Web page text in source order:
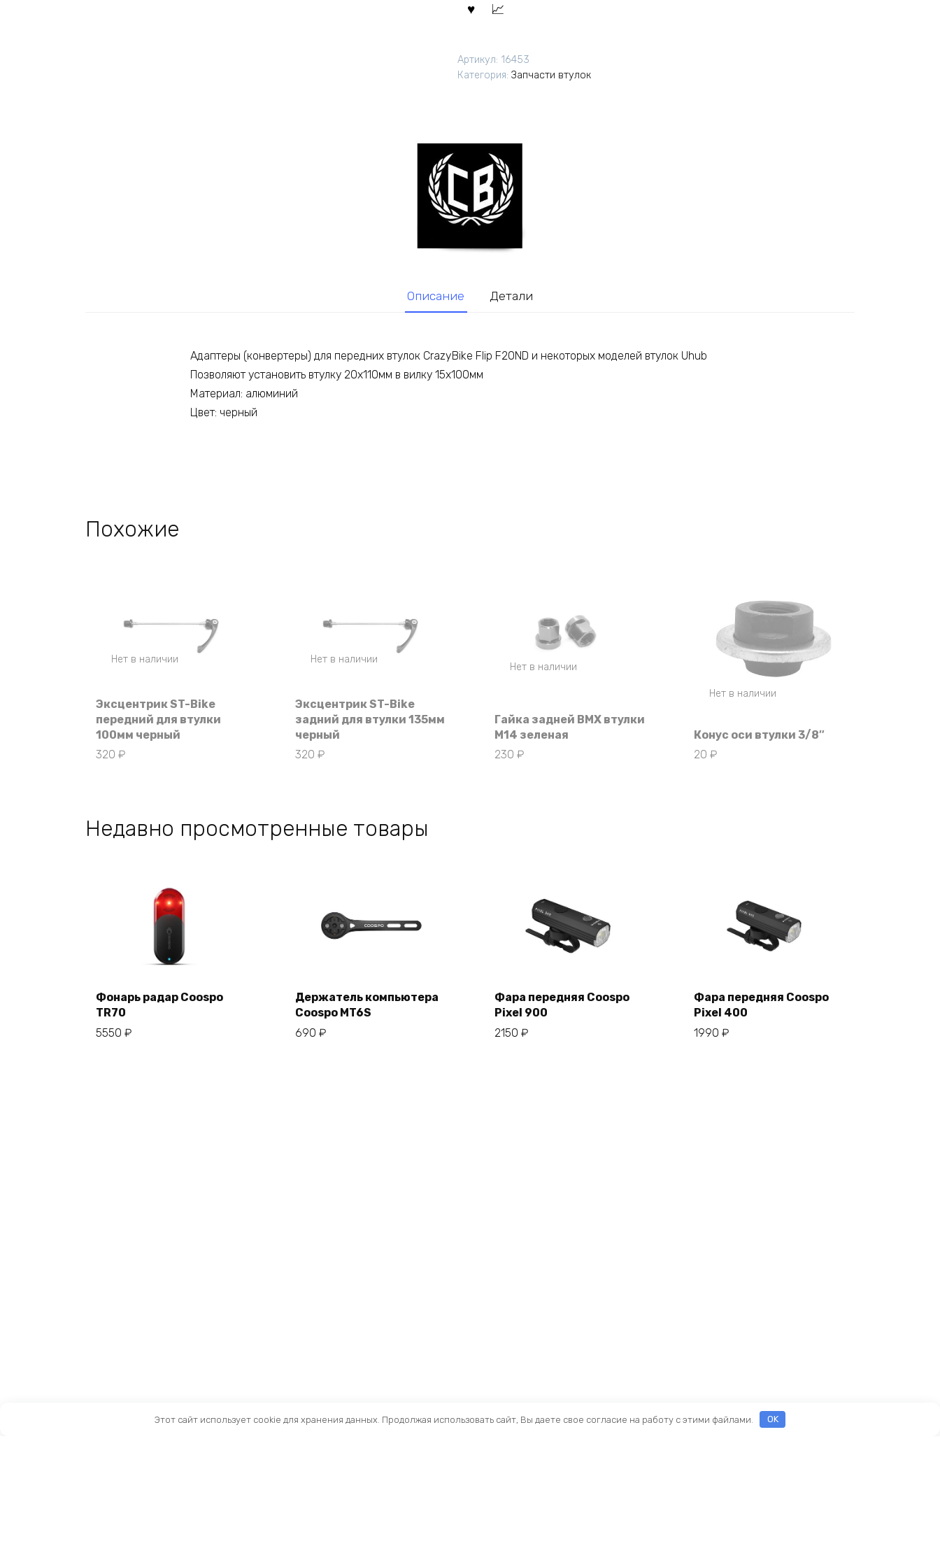
Артикул: 16453
Категория: Запчасти втулок
Описание Детали
Адаптеры (конвертеры) для передних втулок CrazyBike Flip F20ND и некоторых моделей втулок Uhub
Позволяют установить втулку 20х110мм в вилку 15х100мм
Материал: алюминий
Цвет: черный
Похожие
Нет в наличии
Эксцентрик ST-Bike
передний для втулки
100мм черный
320 ₽
Нет в наличии
Эксцентрик ST-Bike
задний для втулки 135мм
черный
320 ₽
Нет в наличии
Гайка задней BMX втулки
M14 зеленая
230 ₽
Нет в наличии
Конус оси втулки 3/8″
20 ₽
Недавно просмотренные товары
Фонарь радар Coospo
TR70
5550 ₽
Держатель компьютера
Coospo MT6S
690 ₽
Фара передняя Coospo
Pixel 900
2150 ₽
Фара передняя Coospo
Pixel 400
1990 ₽
Этот сайт использует cookie для хранения данных. Продолжая использовать сайт, Вы даете свое согласие на работу с этими файлами. OK